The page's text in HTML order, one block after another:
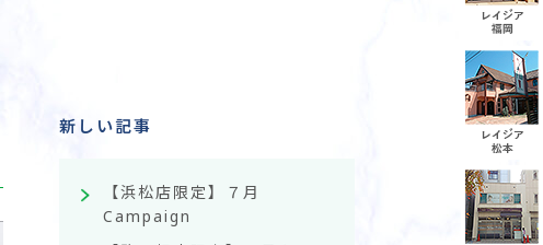
新しい記事
【浜松店限定】７月
Campaign